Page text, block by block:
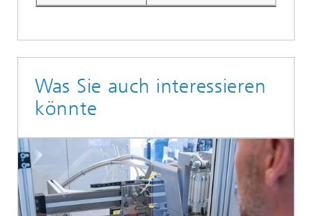
Was Sie auch interessieren
könnte